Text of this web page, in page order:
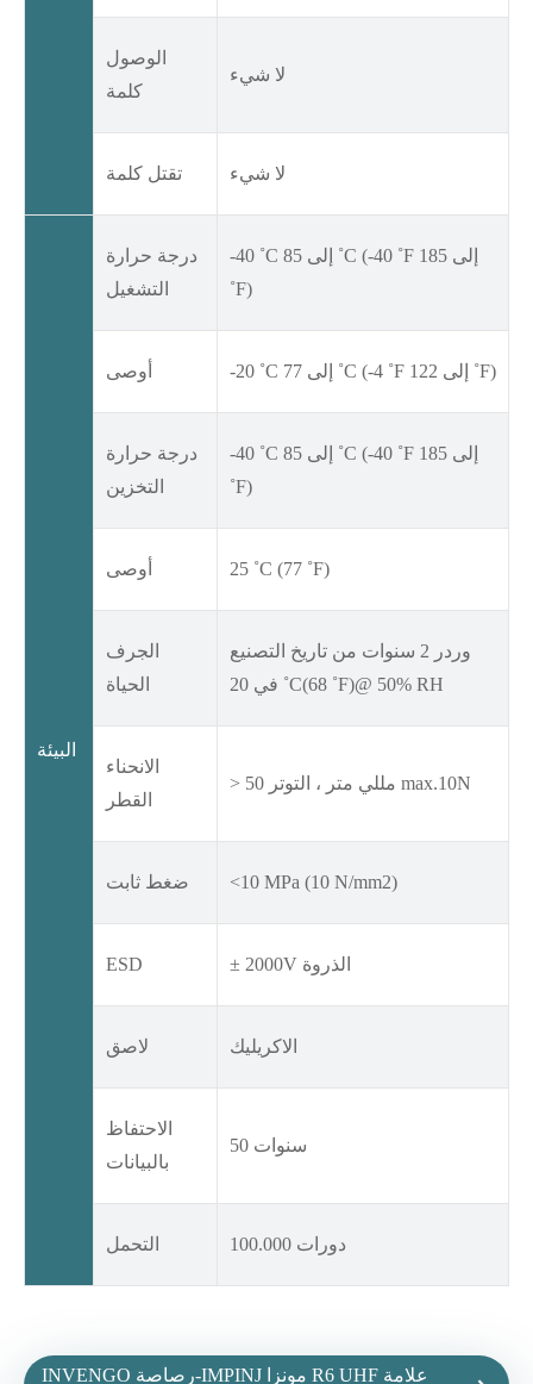
الوصول
كلمة
لا شيء
تقتل كلمة لا شيء
البيئة
درجة حرارة
التشغيل
-40 ˚C إلى 85 ˚C (-40 ˚F إلى 185
˚F)
أوصى -20 ˚C إلى 77 ˚C (-4 ˚F إلى 122 ˚F)
درجة حرارة
التخزين
-40 ˚C إلى 85 ˚C (-40 ˚F إلى 185
˚F)
أوصى 25 ˚C (77 ˚F)
الجرف
الحياة
وردر 2 سنوات من تاريخ التصنيع
في 20 ˚C(68 ˚F)@ 50% RH
الانحناء
القطر
> 50 مللي متر ، التوتر max.10N
ضغط ثابت <10 MPa (10 N/mm2)
ESD ± 2000V الذروة
لاصق الاكريليك
الاحتفاظ
بالبيانات
50 سنوات
التحمل 100.000 دورات
INVENGO رصاصة-IMPINJ مونزا R6 UHF علامة